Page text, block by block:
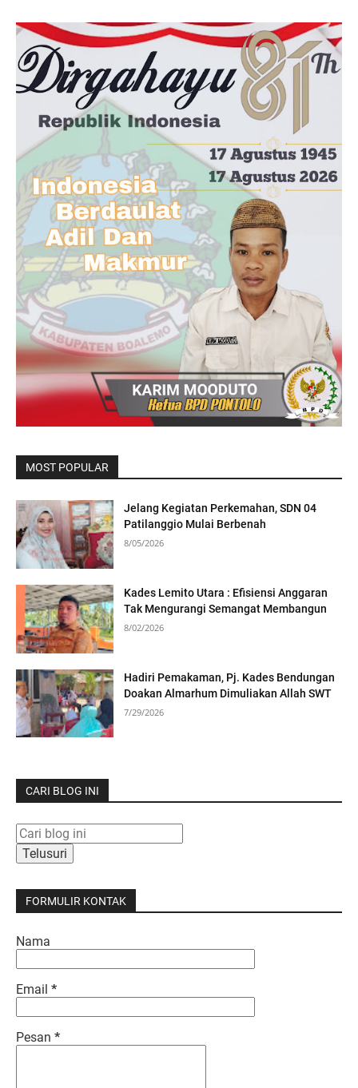
MOST POPULAR
Jelang Kegiatan Perkemahan, SDN 04
Patilanggio Mulai Berbenah
8/05/2026
Kades Lemito Utara : Efisiensi Anggaran
Tak Mengurangi Semangat Membangun
8/02/2026
Hadiri Pemakaman, Pj. Kades Bendungan
Doakan Almarhum Dimuliakan Allah SWT
7/29/2026
CARI BLOG INI
FORMULIR KONTAK
Nama
Email *
Pesan *